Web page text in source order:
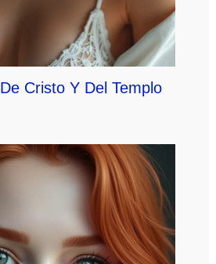
Cristo Y Del Templo